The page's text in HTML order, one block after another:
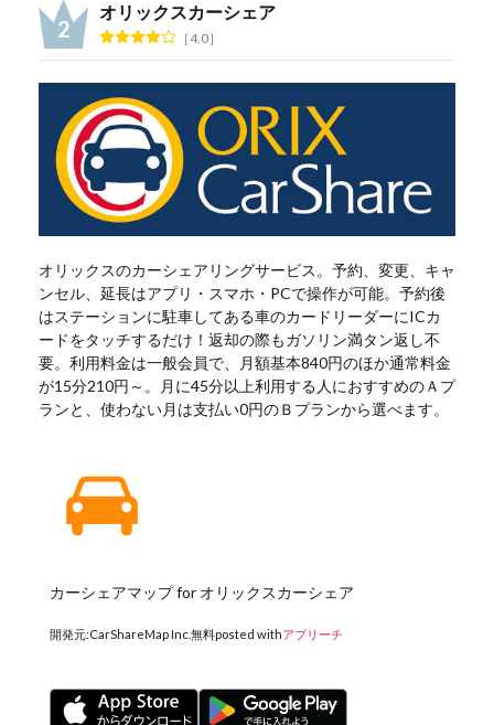
オリックスカーシェア
4.0
オリックスのカーシェアリングサービス。予約、変更、キャ
ンセル、延長はアプリ・スマホ・PCで操作が可能。予約後
はステーションに駐車してある車のカードリーダーにICカ
ードをタッチするだけ！返却の際もガソリン満タン返し不
要。利用料金は一般会員で、月額基本840円のほか通常料金
が15分210円～。月に45分以上利用する人におすすめのＡプ
ランと、使わない月は支払い0円のＢプランから選べます。
カーシェアマップ for オリックスカーシェア
開発元:CarShareMap Inc.無料posted withアプリーチ